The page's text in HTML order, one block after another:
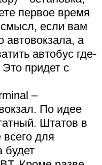
первое время
смысл, если вам
автовокзала, а
автобус где-
придет с
–
По идее
Штатов в
для
будет